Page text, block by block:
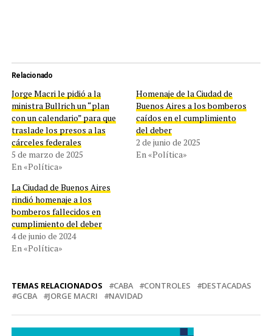
Relacionado
Jorge Macri le pidió a la
ministra Bullrich un “plan
con un calendario” para que
traslade los presos a las
cárceles federales
5 de marzo de 2025
En «Política»
Homenaje de la Ciudad de
Buenos Aires a los bomberos
caídos en el cumplimiento
del deber
2 de junio de 2025
En «Política»
La Ciudad de Buenos Aires
rindió homenaje a los
bomberos fallecidos en
cumplimiento del deber
4 de junio de 2024
En «Política»
TEMAS RELACIONADOS CABA CONTROLES
DESTACADAS
GCBA
JORGE MACRI NAVIDAD